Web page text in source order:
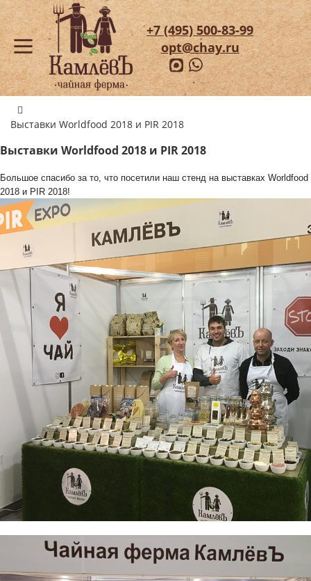
+7 (495) 500-83-99
opt@chay.ru
Выставки Worldfood 2018 и PIR 2018
Выставки Worldfood 2018 и PIR 2018
Большое спасибо за то, что посетили наш стенд на выставках Worldfood
2018 и PIR 2018!